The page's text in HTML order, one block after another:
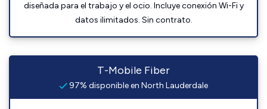
diseñada para el trabajo y el ocio. Incluye conexión Wi-Fi y
datos ilimitados. Sin contrato.
T-Mobile Fiber
97% disponible en North Lauderdale